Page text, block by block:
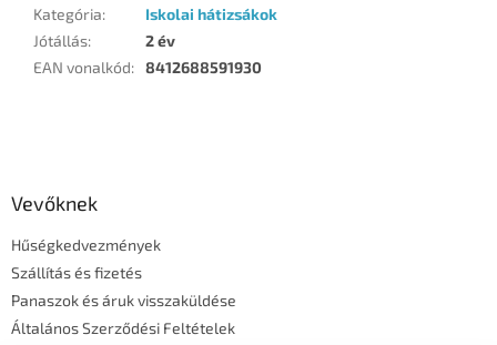
Kategória:
Iskolai hátizsákok
Jótállás:
2 év
EAN vonalkód: 8412688591930
Vevőknek
Hűségkedvezmények
Szállítás és fizetés
Panaszok és áruk visszaküldése
Általános Szerződési Feltételek